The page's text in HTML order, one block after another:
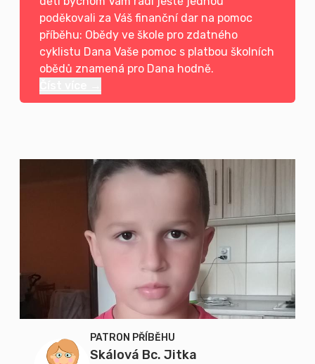
poděkovali za Váš finanční dar na pomoc
příběhu: Obědy ve škole pro zdatného
cyklistu Dana Vaše pomoc s platbou školních
obědů znamená pro Dana hodně.
PATRON PŘÍBĚHU
Skálová Bc. Jitka